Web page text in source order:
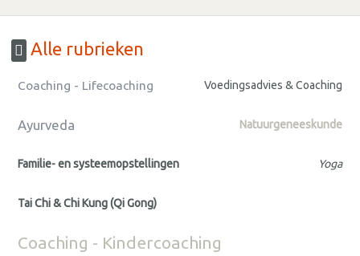
Alle rubrieken
Coaching - Lifecoaching Voedingsadvies & Coaching
Ayurveda Natuurgeneeskunde
Familie- en systeemopstellingen Yoga
Tai Chi & Chi Kung (Qi Gong)
Coaching - Kindercoaching